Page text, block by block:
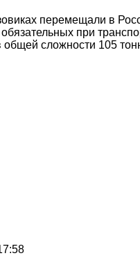
перемещали в
при
общей сложности 105